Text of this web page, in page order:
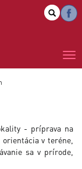
- príprava na
v teréne,
sa v prírode,